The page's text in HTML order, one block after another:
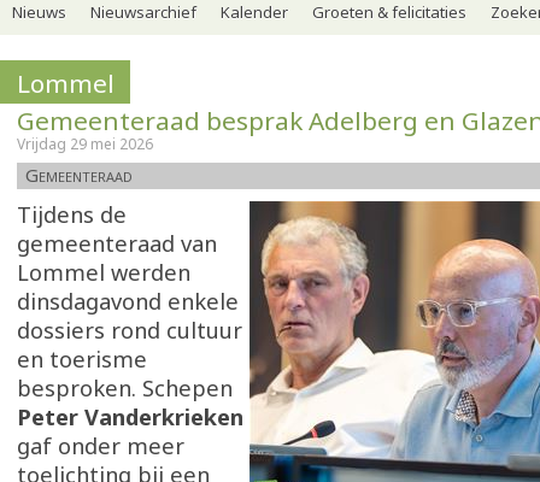
Nieuws Nieuwsarchief Kalender Groeten & felicitaties
Lommel
Gemeenteraad besprak Adelberg en
Vrijdag 29 mei 2026
Gemeenteraad
Tijdens de
gemeenteraad van
Lommel werden
dinsdagavond enkele
dossiers rond cultuur
en toerisme
besproken. Schepen
Peter Vanderkrieken
gaf onder meer
toelichting bij een